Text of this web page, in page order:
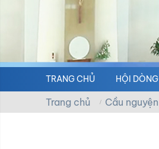
TRANG CHỦ HỘI DÒNG
Trang chủ Cầu nguyện